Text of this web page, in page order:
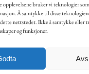
opplevelsene bruker vi teknologier
Å samtykke til disse
nettstedet. Ikke å samtykke
og funksjoner.
av lærere.